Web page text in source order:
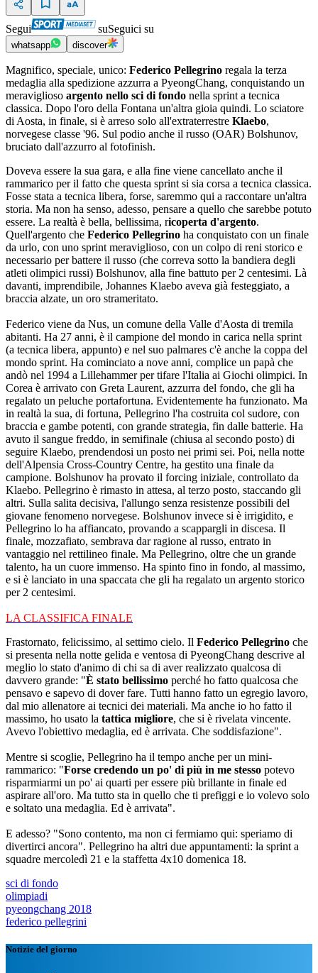
Segui suSeguici su
whatsapp discover
Magnifico, speciale, unico: Federico Pellegrino regala la terza
medaglia alla spedizione azzurra a PyeongChang, conquistando un
meraviglioso argento nello sci di fondo nella sprint a tecnica
classica. Dopo l'oro della Fontana un'altra gioia quindi. Lo sciatore
di Aosta, in finale, si è arreso solo all'extraterrestre Klaebo,
norvegese classe '96. Sul podio anche il russo (OAR) Bolshunov,
bruciato dall'azzurro al fotofinish.
Doveva essere la sua gara, e alla fine viene cancellato anche il
rammarico per il fatto che questa sprint si sia corsa a tecnica classica.
Fosse stata a tecnica libera, forse, saremmo qui a raccontare un'altra
storia. Ma non ha senso, adesso, pensare a quello che sarebbe potuto
essere. La realtà è bella, bellissima, ricoperta d'argento.
Quell'argento che Federico Pellegrino ha conquistato con un finale
da urlo, con uno sprint meraviglioso, con un colpo di reni storico e
necessario per battere il russo (che correva sotto la bandiera degli
atleti olimpici russi) Bolshunov, alla fine battuto per 2 centesimi. Là
davanti, imprendibile, Johannes Klaebo aveva già festeggiato, a
braccia alzate, un oro strameritato.
Federico viene da Nus, un comune della Valle d'Aosta di tremila
abitanti. Ha 27 anni, è il campione del mondo in carica nella sprint
(a tecnica libera, appunto) e nel suo palmares c'è anche la coppa del
mondo sprint. Ha cominciato a nove anni, complice un papà che
andò nel 1994 a Lillehammer per tifare l'Italia ai Giochi olimpici. In
Corea è arrivato con Greta Laurent, azzurra del fondo, che gli ha
regalato un peluche portafortuna. Evidentemente ha funzionato. Ma
in realtà la sua, di fortuna, Pellegrino l'ha costruita col sudore, con
braccia e gambe potenti, con grande strategia, fin dalle batterie. Ha
avuto il sangue freddo, in semifinale (chiusa al secondo posto) di
seguire Klaebo, prendendosi un posto nei primi sei. Poi, nella notte
dell'Alpensia Cross-Country Centre, ha gestito una finale da
campione. Bolshunov ha provato il forcing iniziale, controllato da
Klaebo. Pellegrino è rimasto in attesa, al terzo posto, staccando gli
altri. Sulla salita decisiva, l'allungo senza resistenze possibili del
giovane fenomeno norvegese. Bolshunov invece si è irrigidito, e
Pellegrino lo ha affiancato, provando a scappargli in discesa. Il
finale, mozzafiato, sembrava dar ragione al russo, entrato in
vantaggio nel rettilineo finale. Ma Pellegrino, oltre che un grande
talento, ha un cuore immenso. Ha spinto fino in fondo, al massimo,
e si è lanciato in una spaccata che gli ha regalato un argento storico
per 2 centesimi.
LA CLASSIFICA FINALE
Frastornato, felicissimo, al settimo cielo. Il Federico Pellegrino che
si presenta nella notte gelida e ventosa di PyeongChang descrive al
meglio lo stato d'animo di chi sa di aver realizzato qualcosa di
davvero grande: "È stato bellissimo perché ho fatto qualcosa che
pensavo e sapevo di dover fare. Tutti hanno fatto un egregio lavoro,
dal mio allenatore ai tecnici dei materiali. Ma anche io ho fatto il
massimo, ho usato la tattica migliore, che si è rivelata vincente.
Avevo l'obiettivo medaglia, ed è arrivata. Che soddisfazione".
Mentre si scoglie, Pellegrino ha il tempo anche per un mini-
rammarico: "Forse credendo un po' di più in me stesso potevo
risparmiarmi un po' ai quarti per essere più brillante in finale ed
aspirare all'oro. Ma tutto sta in quello che ti prefiggi e io volevo solo
e soltato una medaglia. Ed è arrivata".
E adesso? "Sono contento, ma non ci fermiamo qui: speriamo di
divertirci ancora". Pellegrino ha altri due appuntamenti: la sprint a
squadre mercoledì 21 e la staffetta 4x10 domenica 18.
sci di fondo
olimpiadi
pyeongchang 2018
federico pellegrini
Notizie del giorno